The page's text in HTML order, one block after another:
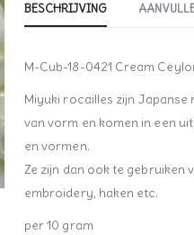
BESCHRIJVING
M-Cub-18-0421 Cream
Miyuki rocailles zijn
van vorm en komen in een
en vormen.
Ze zijn dan ook te gebruiken
embroidery, haken etc.
per 10 gram